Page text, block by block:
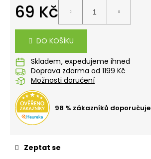
69 Kč
DO KOŠÍKU
Skladem
Doprava zdarma od 1199 Kč
Možnosti doručení
98 % zákazníků doporučuje
Zeptat se
D
o
u
č
e
m